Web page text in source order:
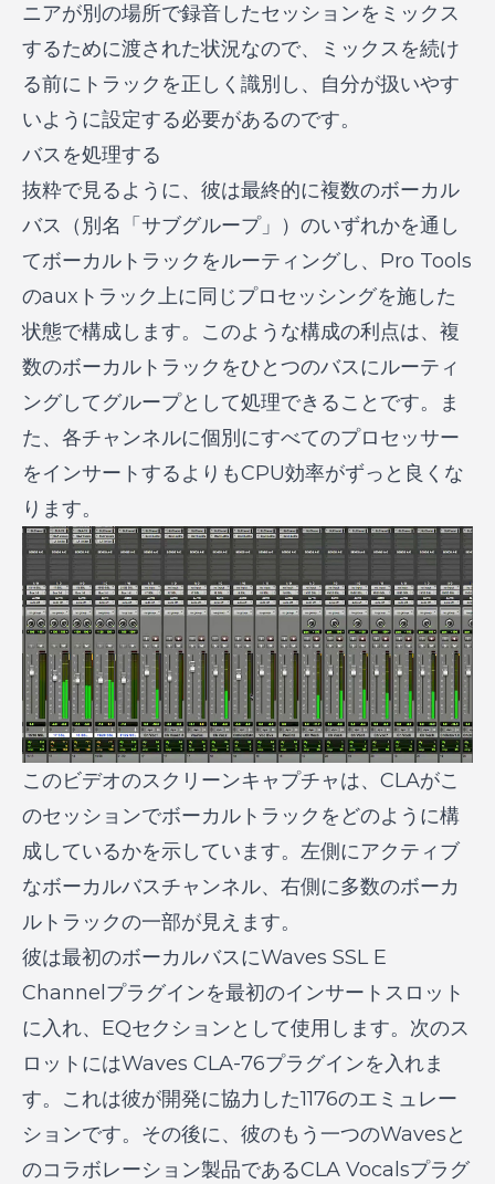
ニアが別の場所で録音したセッションをミックス
するために渡された状況なので、ミックスを続け
る前にトラックを正しく識別し、自分が扱いやす
いように設定する必要があるのです。
バスを処理する
抜粋で見るように、彼は最終的に複数のボーカル
バス（別名「サブグループ」）のいずれかを通し
てボーカルトラックをルーティングし、Pro Tools
のauxトラック上に同じプロセッシングを施した
状態で構成します。このような構成の利点は、複
数のボーカルトラックをひとつのバスにルーティ
ングしてグループとして処理できることです。ま
た、各チャンネルに個別にすべてのプロセッサー
をインサートするよりもCPU効率がずっと良くな
ります。
このビデオのスクリーンキャプチャは、CLAがこ
のセッションでボーカルトラックをどのように構
成しているかを示しています。左側にアクティブ
なボーカルバスチャンネル、右側に多数のボーカ
ルトラックの一部が見えます。
彼は最初のボーカルバスにWaves SSL E
Channelプラグインを最初のインサートスロット
に入れ、EQセクションとして使用します。次のス
ロットにはWaves CLA-76プラグインを入れま
す。これは彼が開発に協力した1176のエミュレー
ションです。その後に、彼のもう一つのWavesと
のコラボレーション製品であるCLA Vocalsプラグ